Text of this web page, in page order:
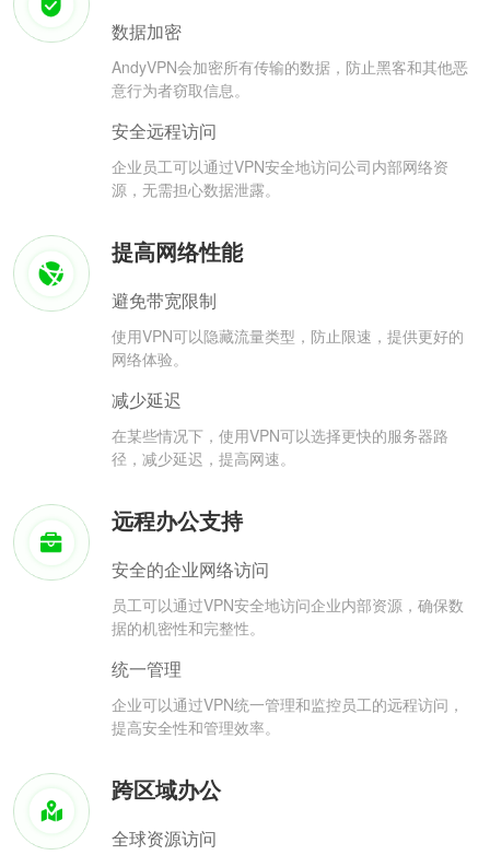
数据加密
AndyVPN会加密所有传输的数据，防止黑客和其他恶
意行为者窃取信息。
安全远程访问
企业员工可以通过VPN安全地访问公司内部网络资
源，无需担心数据泄露。
提高网络性能
避免带宽限制
使用VPN可以隐藏流量类型，防止限速，提供更好的
网络体验。
减少延迟
在某些情况下，使用VPN可以选择更快的服务器路
径，减少延迟，提高网速。
远程办公支持
安全的企业网络访问
员工可以通过VPN安全地访问企业内部资源，确保数
据的机密性和完整性。
统一管理
企业可以通过VPN统一管理和监控员工的远程访问，
提高安全性和管理效率。
跨区域办公
全球资源访问